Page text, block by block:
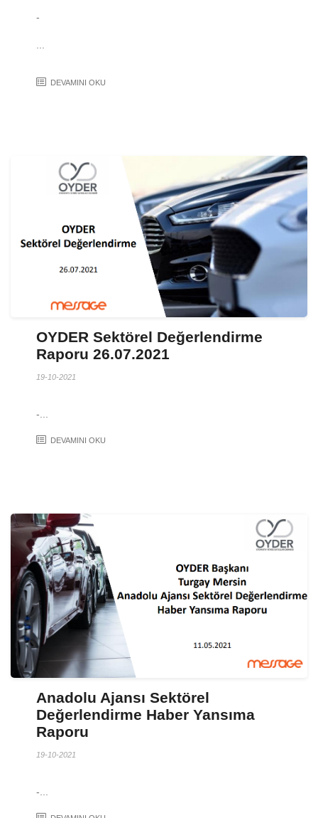
-
DEVAMINI OKU
OYDER Sektörel Değerlendirme
Raporu 26.07.2021
19-10-2021
-...
DEVAMINI OKU
Anadolu Ajansı Sektörel
Değerlendirme Haber Yansıma
Raporu
19-10-2021
-...